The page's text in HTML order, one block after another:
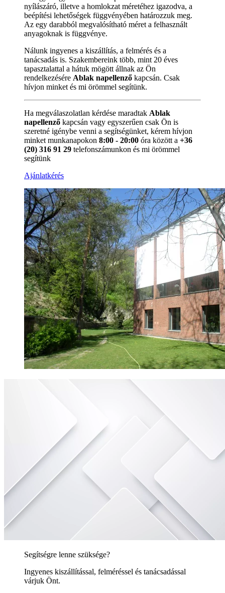
nyílászáró, illetve a homlokzat méretéhez igazodva, a
beépítési lehetőségek függvényében határozzuk meg.
Az egy darabból megvalósítható méret a felhasznált
anyagoknak is függvénye.
Nálunk ingyenes a kiszállítás, a felmérés és a
tanácsadás is. Szakembereink több, mint 20 éves
tapasztalattal a hátuk mögött állnak az Ön
rendelkezésére Ablak napellenző kapcsán. Csak
hívjon minket és mi örömmel segítünk.
Ha megválaszolatlan kérdése maradtak Ablak
napellenző kapcsán vagy egyszerűen csak Ön is
szeretné igénybe venni a segítségünket, kérem hívjon
minket munkanapokon 8:00 - 20:00 óra között a +36
(20) 316 91 29 telefonszámunkon és mi örömmel
segítünk
Ajánlatkérés
Segítségre lenne szüksége?
Ingyenes kiszállítással, felméréssel és tanácsadással
várjuk Önt.